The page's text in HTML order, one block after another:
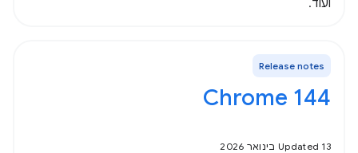
ועוד.
Release notes
Chrome 144
Updated 13 בינואר 2026